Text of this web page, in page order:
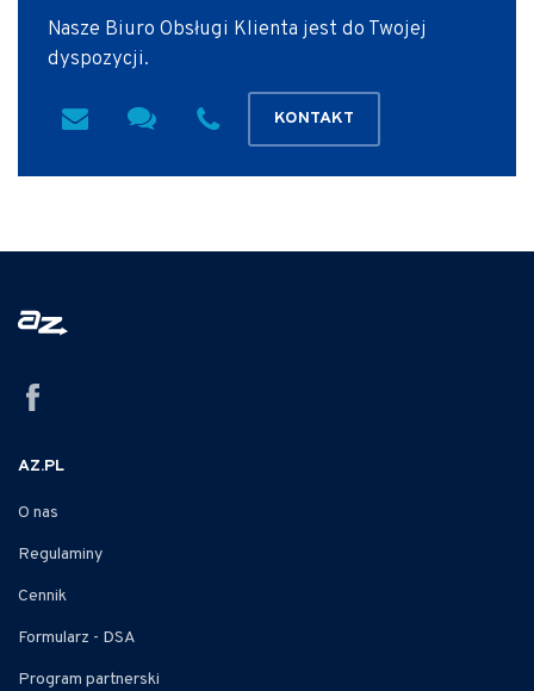
Nasze Biuro Obsługi Klienta jest do Twojej
dyspozycji.
KONTAKT
AZ.PL
O nas
Regulaminy
Cennik
Formularz - DSA
Program partnerski